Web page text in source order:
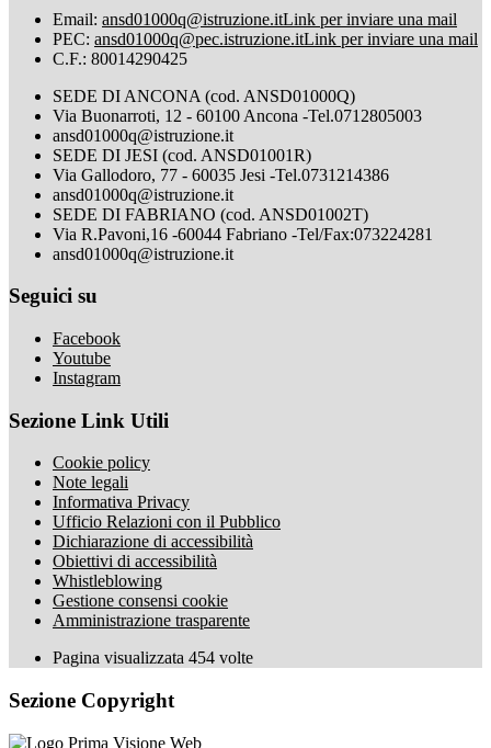
Email: ansd01000q@istruzione.itLink per inviare una mail
PEC: ansd01000q@pec.istruzione.itLink per inviare una mail
C.F.: 80014290425
SEDE DI ANCONA (cod. ANSD01000Q)
Via Buonarroti, 12 - 60100 Ancona -Tel.0712805003
ansd01000q@istruzione.it
SEDE DI JESI (cod. ANSD01001R)
Via Gallodoro, 77 - 60035 Jesi -Tel.0731214386
ansd01000q@istruzione.it
SEDE DI FABRIANO (cod. ANSD01002T)
Via R.Pavoni,16 -60044 Fabriano -Tel/Fax:073224281
ansd01000q@istruzione.it
Seguici su
Facebook
Youtube
Instagram
Sezione Link Utili
Cookie policy
Note legali
Informativa Privacy
Ufficio Relazioni con il Pubblico
Dichiarazione di accessibilità
Obiettivi di accessibilità
Whistleblowing
Gestione consensi cookie
Amministrazione trasparente
Pagina visualizzata 454 volte
Sezione Copyright